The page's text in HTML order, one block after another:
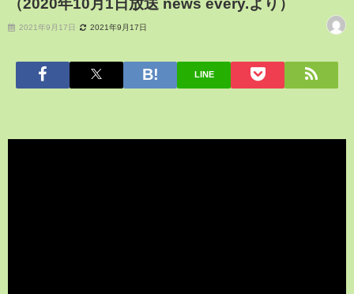
（2020年10月1日放送 news every.より）
2021年9月17日 2021年9月17日
LINE